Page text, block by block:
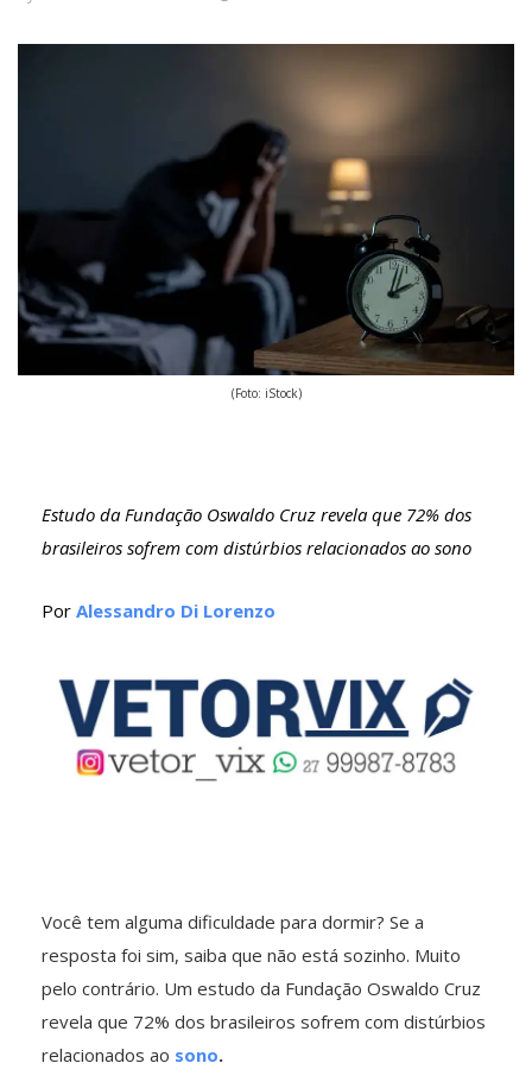
(Foto: iStock)
Estudo da Fundação Oswaldo Cruz revela que 72% dos
brasileiros sofrem com distúrbios relacionados ao sono
Por Alessandro Di Lorenzo
Você tem alguma dificuldade para dormir? Se a
resposta foi sim, saiba que não está sozinho. Muito
pelo contrário. Um estudo da Fundação Oswaldo Cruz
revela que 72% dos brasileiros sofrem com distúrbios
relacionados ao sono.